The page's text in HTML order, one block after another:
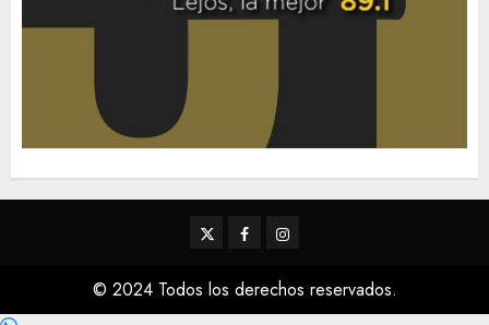
TwitterFacebookInstagram
© 2024 Todos los derechos reservados.